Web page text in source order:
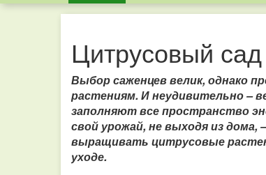
Цитрусовый сад
Выбор саженцев велик, однако
растениям. И неудивительно –
заполняют все пространство
свой урожай, не выходя из
выращивать цитрусовые
уходе.